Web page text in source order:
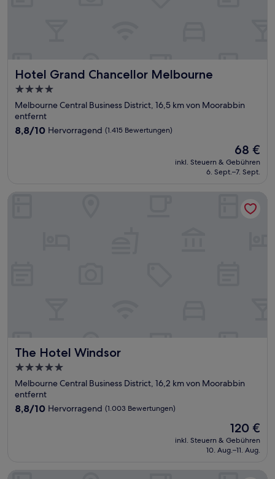
Hotel Grand Chancellor Melbourne
Hotel Grand Chancellor Melbourne
4.0-
Sterne-
Unterkunft
Melbourne Central Business District, 16,5 km von Moorabbin
entfernt
8.8
8,8/10 Hervorragend (1.415 Bewertungen)
Der
Preis
beträgt
68 €
inkl. Steuern & Gebühren
6. Sept.–7. Sept.
The Hotel Windsor
The Hotel Windsor
5.0-
Sterne-
Unterkunft
Melbourne Central Business District, 16,2 km von Moorabbin
entfernt
8.8
8,8/10 Hervorragend (1.003 Bewertungen)
Der
Preis
beträgt
120 €
inkl. Steuern & Gebühren
10. Aug.–11. Aug.
The Hotel Windsor